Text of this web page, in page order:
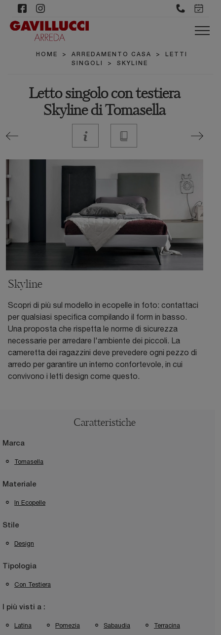
HOME > ARREDAMENTO CASA >
LETTI
SINGOLI
> SKYLINE
Letto singolo con testiera
Skyline di Tomasella
Skyline
Scopri di più sul modello in ecopelle in foto: contattaci
per qualsiasi specifica compilando il form in basso.
Una proposta che rispetta le norme di sicurezza
necessarie per arredare l'ambiente dei piccoli. La
cameretta dei ragazzini deve prevedere ogni pezzo di
arredo per garantire un interno confortevole, in cui
convivono i letti design come questo.
Caratteristiche
Marca
Tomasella
Materiale
In Ecopelle
Stile
Design
Tipologia
Con Testiera
I più visti a :
Latina Pomezia Sabaudia Terracina